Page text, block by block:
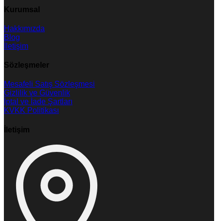
Kurumsal
Hakkımızda
Blog
İletişim
Sözleşmeler
Mesafeli Satış Sözleşmesi
Gizlilik ve Güvenlik
İptal ve İade Şartları
KVKK Politikası
İletişim